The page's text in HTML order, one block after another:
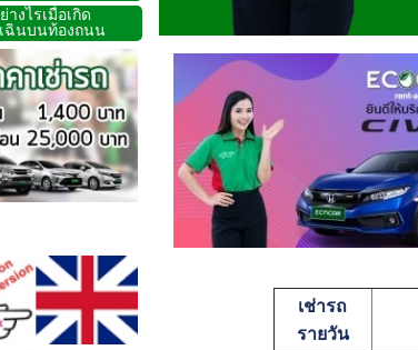
างไรเมื่อเกิด
ฉินบนท้องถนน
เช่ารถ
รายวัน